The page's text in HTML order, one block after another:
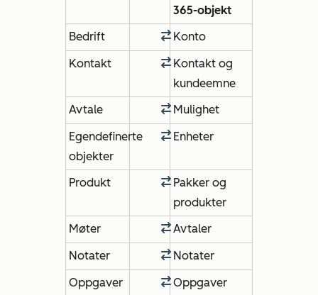
365-objekt
Bedrift
Konto
Kontakt
Kontakt og
kundeemne
Avtale
Mulighet
Egendefinerte
objekter
Enheter
Produkt
Pakker og
produkter
Møter
Avtaler
Notater
Notater
Oppgaver
Oppgaver